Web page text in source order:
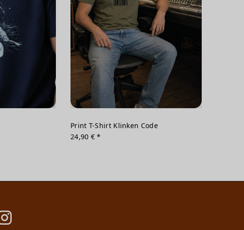
Print T-Shirt Klinken Code
24,90 € *